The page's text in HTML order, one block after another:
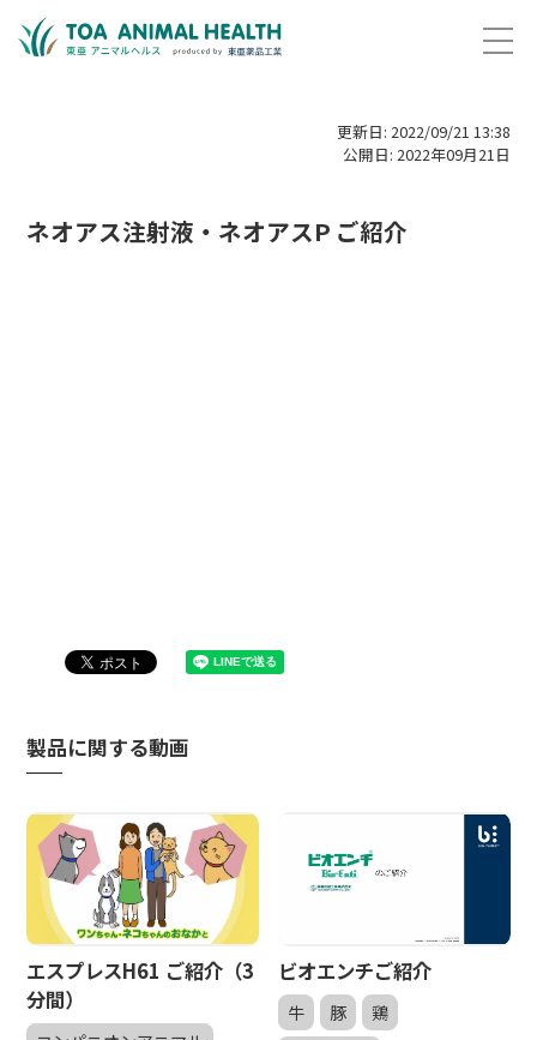
更新日: 2022/09/21 13:38
公開日: 2022年09月21日
ネオアス注射液・ネオアスP ご紹介
製品に関する動画
エスプレスH61 ご紹介（3
分間）
ビオエンチご紹介
牛 豚
鶏